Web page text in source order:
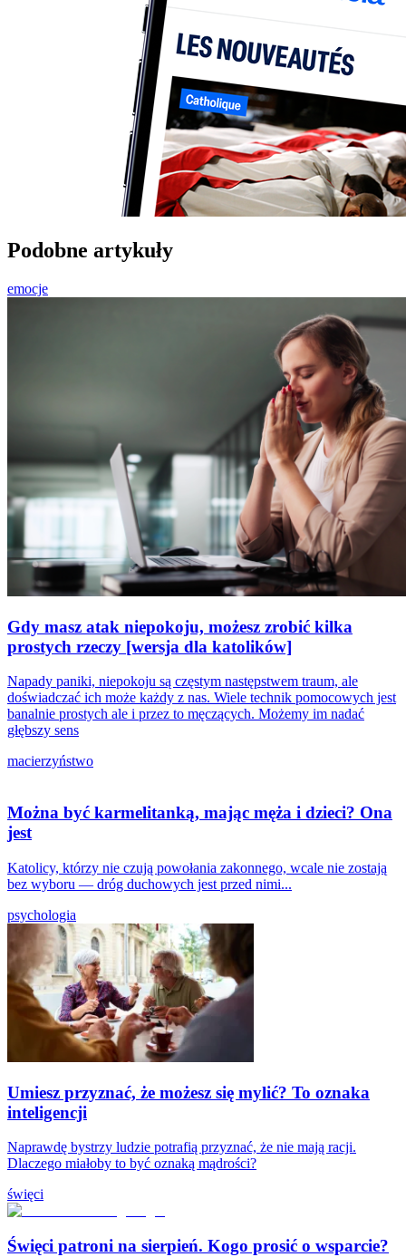
Podobne artykuły
emocje
Gdy masz atak niepokoju, możesz zrobić kilka
prostych rzeczy [wersja dla katolików]
Napady paniki, niepokoju są częstym następstwem traum, ale
doświadczać ich może każdy z nas. Wiele technik pomocowych jest
banalnie prostych ale i przez to męczących. Możemy im nadać
głębszy sens
macierzyństwo
Można być karmelitanką, mając męża i dzieci? Ona
jest
Katolicy, którzy nie czują powołania zakonnego, wcale nie zostają
bez wyboru — dróg duchowych jest przed nimi...
psychologia
Umiesz przyznać, że możesz się mylić? To oznaka
inteligencji
Naprawdę bystrzy ludzie potrafią przyznać, że nie mają racji.
Dlaczego miałoby to być oznaką mądrości?
święci
Święci patroni na sierpień. Kogo prosić o wsparcie?